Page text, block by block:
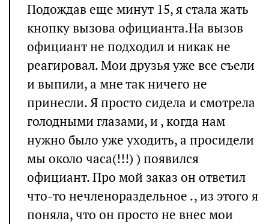
Подождав еще минут 15, я стала жать
кнопку вызова официанта.На вызов
официант не подходил и никак не
реагировал. Мои друзья уже все съели
и выпили, а мне так ничего не
принесли. Я просто сидела и смотрела
голодными глазами, и , когда нам
нужно было уже уходить, а просидели
мы около часа(!!!) ) появился
официант. Про мой заказ он ответил
что-то нечленораздельное ., из этого я
поняла, что он просто не внес мои